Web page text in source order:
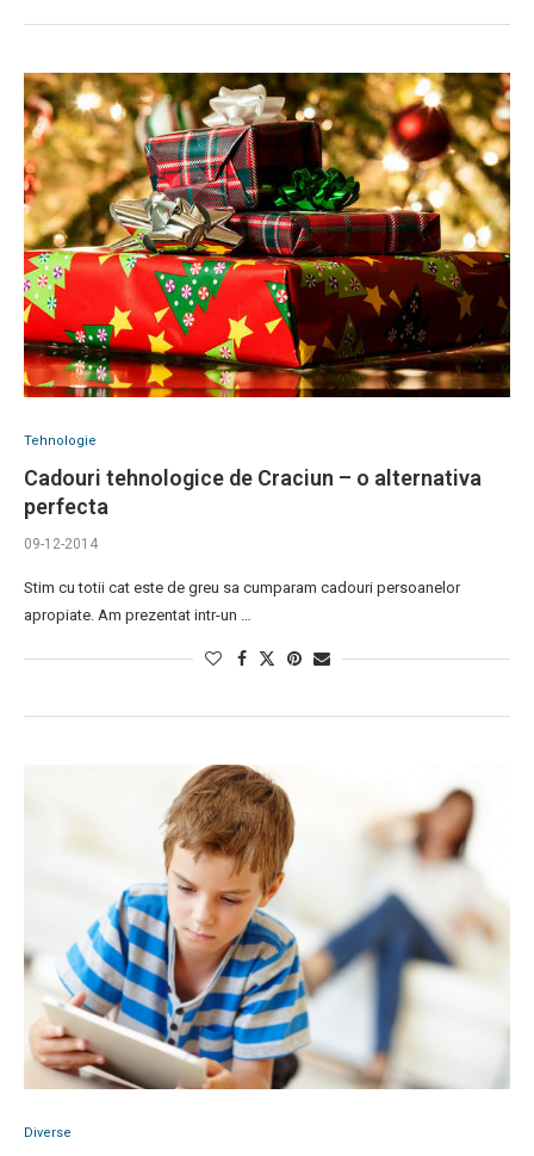
Tehnologie
Cadouri tehnologice de Craciun – o alternativa
perfecta
09-12-2014
Stim cu totii cat este de greu sa cumparam cadouri persoanelor
apropiate. Am prezentat intr-un …
Diverse